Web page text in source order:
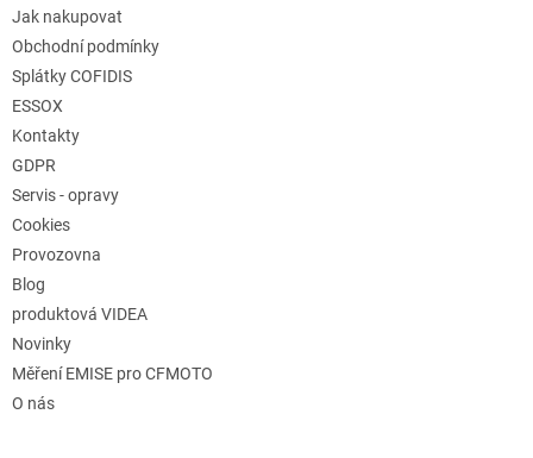
Jak nakupovat
Obchodní podmínky
Splátky COFIDIS
ESSOX
Kontakty
GDPR
Servis - opravy
Cookies
Provozovna
Blog
produktová VIDEA
Novinky
Měření EMISE pro CFMOTO
O nás